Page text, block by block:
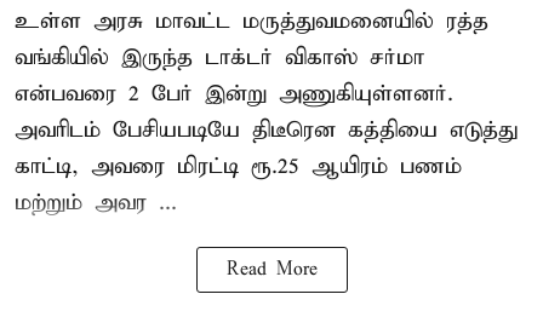
உள்ள அரசு மாவட்ட மருத்துவமனையில் ரத்த
வங்கியில் இருந்த டாக்டர் விகாஸ் சர்மா
என்பவரை 2 பேர் இன்று அணுகியுள்ளனர்.
அவரிடம் பேசியபடியே திடீரென கத்தியை எடுத்து
காட்டி, அவரை மிரட்டி ரூ.25 ஆயிரம் பணம்
மற்றும் அவர ...
Read More